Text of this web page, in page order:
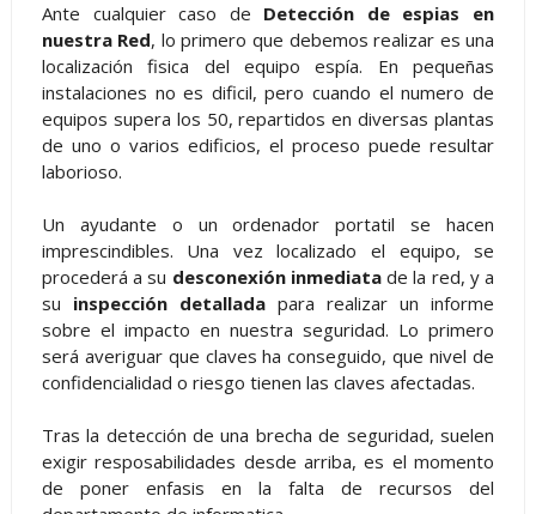
Ante cualquier caso de Detección de espias en
nuestra Red, lo primero que debemos realizar es una
localización fisica del equipo espía. En pequeñas
instalaciones no es dificil, pero cuando el numero de
equipos supera los 50, repartidos en diversas plantas
de uno o varios edificios, el proceso puede resultar
laborioso.
Un ayudante o un ordenador portatil se hacen
imprescindibles. Una vez localizado el equipo, se
procederá a su desconexión inmediatade la red, y a
su inspección detalladapara realizar un informe
sobre el impacto en nuestra seguridad. Lo primero
será averiguar que claves ha conseguido, que nivel de
confidencialidad o riesgo tienen las claves afectadas.
Tras la detección de una brecha de seguridad, suelen
exigir resposabilidades desde arriba, es el momento
de poner enfasis en la falta de recursos del